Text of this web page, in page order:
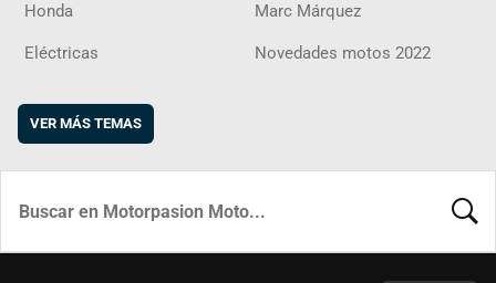
Honda Marc Márquez
Eléctricas Novedades motos 2022
VER MÁS TEMAS